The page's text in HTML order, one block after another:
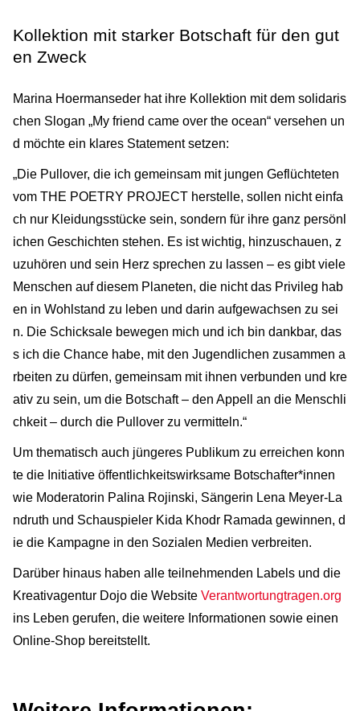
Kollektion mit starker Botschaft für den gut
en Zweck
Marina Hoermanseder hat ihre Kollektion mit dem solidaris
chen Slogan „My friend came over the ocean“ versehen un
d möchte ein klares Statement setzen:
„Die Pullover, die ich gemeinsam mit jungen Geflüchteten
vom THE POETRY PROJECT herstelle, sollen nicht einfa
ch nur Kleidungsstücke sein, sondern für ihre ganz persönl
ichen Geschichten stehen. Es ist wichtig, hinzuschauen, z
uzuhören und sein Herz sprechen zu lassen – es gibt viele
Menschen auf diesem Planeten, die nicht das Privileg hab
en in Wohlstand zu leben und darin aufgewachsen zu sei
n. Die Schicksale bewegen mich und ich bin dankbar, das
s ich die Chance habe, mit den Jugendlichen zusammen a
rbeiten zu dürfen, gemeinsam mit ihnen verbunden und kre
ativ zu sein, um die Botschaft – den Appell an die Menschli
chkeit – durch die Pullover zu vermitteln.“
Um thematisch auch jüngeres Publikum zu erreichen konn
te die Initiative öffentlichkeitswirksame Botschafter*innen
wie Moderatorin Palina Rojinski, Sängerin Lena Meyer-La
ndruth und Schauspieler Kida Khodr Ramada gewinnen, d
ie die Kampagne in den Sozialen Medien verbreiten.
Darüber hinaus haben alle teilnehmenden Labels und die
Kreativagentur Dojo die Website Verantwortungtragen.org
ins Leben gerufen, die weitere Informationen sowie einen
Online-Shop bereitstellt.